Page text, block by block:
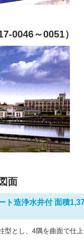
0046～0051）
面
ト造浄水井付 面積
とし、4隅を曲面で仕上